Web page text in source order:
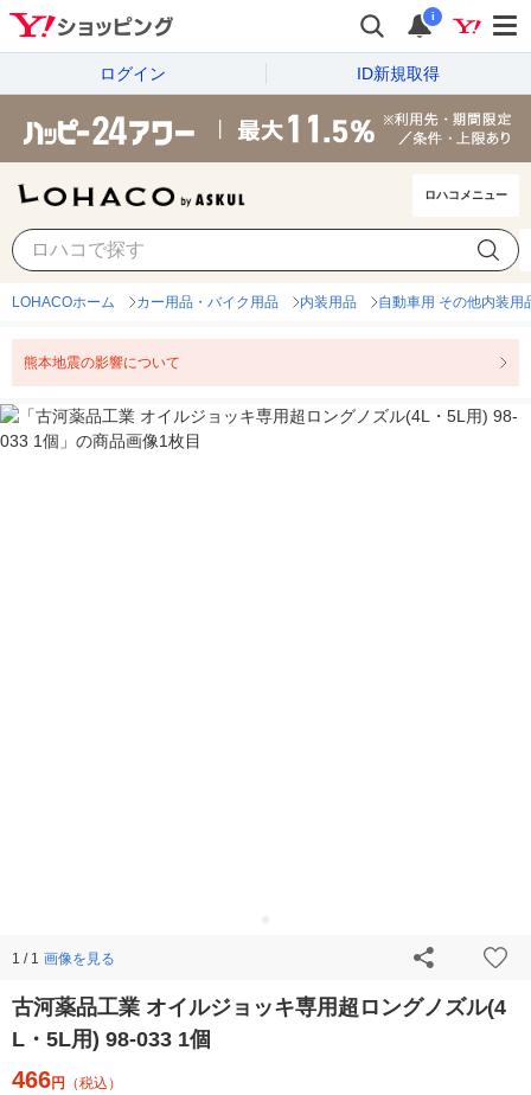
i
ログイン ID新規取得
ロハコメニュー
LOHACOホーム カー用品・バイク用品 内装用品 自動車用 その他内装用
熊本地震の影響について
1 / 1 画像を見る
古河薬品工業 オイルジョッキ専用超ロングノズル(4
L・5L用) 98-033 1個
466円 （税込）